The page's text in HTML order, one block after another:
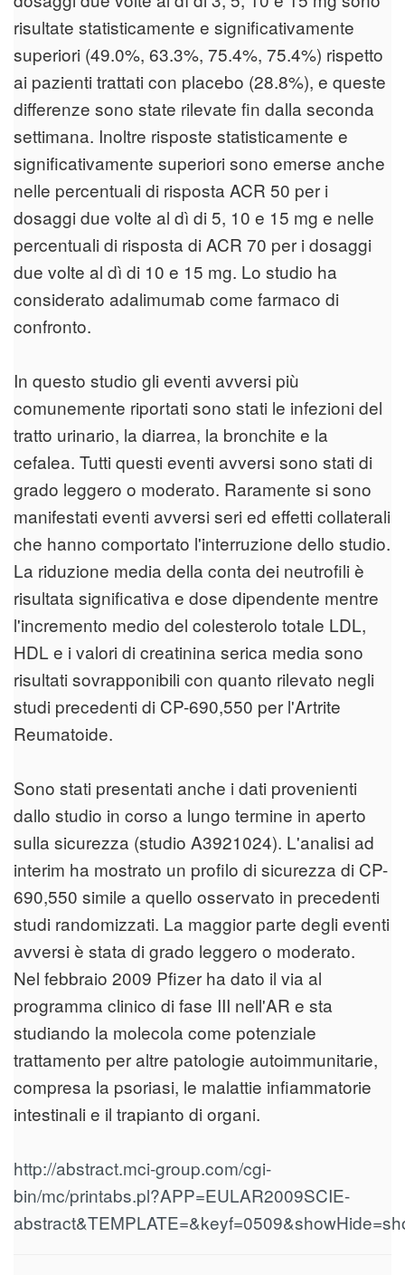
risultate statisticamente e significativamente
superiori (49.0%, 63.3%, 75.4%, 75.4%) rispetto
ai pazienti trattati con placebo (28.8%), e queste
differenze sono state rilevate fin dalla seconda
settimana. Inoltre risposte statisticamente e
significativamente superiori sono emerse anche
nelle percentuali di risposta ACR 50 per i
dosaggi due volte al dì di 5, 10 e 15 mg e nelle
percentuali di risposta di ACR 70 per i dosaggi
due volte al dì di 10 e 15 mg. Lo studio ha
considerato adalimumab come farmaco di
confronto.
In questo studio gli eventi avversi più
comunemente riportati sono stati le infezioni del
tratto urinario, la diarrea, la bronchite e la
cefalea. Tutti questi eventi avversi sono stati di
grado leggero o moderato. Raramente si sono
manifestati eventi avversi seri ed effetti collaterali
che hanno comportato l'interruzione dello studio.
La riduzione media della conta dei neutrofili è
risultata significativa e dose dipendente mentre
l'incremento medio del colesterolo totale LDL,
HDL e i valori di creatinina serica media sono
risultati sovrapponibili con quanto rilevato negli
studi precedenti di CP-690,550 per l'Artrite
Reumatoide.
Sono stati presentati anche i dati provenienti
dallo studio in corso a lungo termine in aperto
sulla sicurezza (studio A3921024). L'analisi ad
interim ha mostrato un profilo di sicurezza di CP-
690,550 simile a quello osservato in precedenti
studi randomizzati. La maggior parte degli eventi
avversi è stata di grado leggero o moderato.
Nel febbraio 2009 Pfizer ha dato il via al
programma clinico di fase III nell'AR e sta
studiando la molecola come potenziale
trattamento per altre patologie autoimmunitarie,
compresa la psoriasi, le malattie infiammatorie
intestinali e il trapianto di organi.
http://abstract.mci-group.com/cgi-
bin/mc/printabs.pl?APP=EULAR2009SCIE-